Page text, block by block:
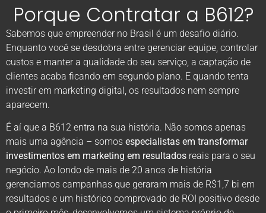
Porque Contratar a B612?
Sabemos que empreender no Brasil é um desafio diário.
Enquanto você se desdobra entre gerenciar equipe, controlar
custos e manter a qualidade do seu serviço, a captação de
clientes acaba ficando em segundo plano. E quando tenta
investir em marketing digital, os resultados nem sempre
aparecem.
É aí que a B612 entra na sua história. Não somos apenas
mais uma agência – somos especialistas em transformar
investimentos em marketing em resultados reais para o seu
negócio. Ao londo de mais de 20 anos de história
gerenciamos campanhas que geraram mais de R$1,7 bi em
resultados e um histórico comprovado de ROI positivo desde